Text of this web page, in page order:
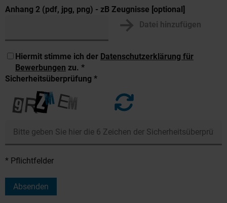
Anhang 2 (pdf, jpg, png) - zB Zeugnisse [optional]
Datei hinzufügen
Hiermit stimme ich der Datenschutzerklärung für
Bewerbungen zu. *
Sicherheitsüberprüfung *
* Pflichtfelder